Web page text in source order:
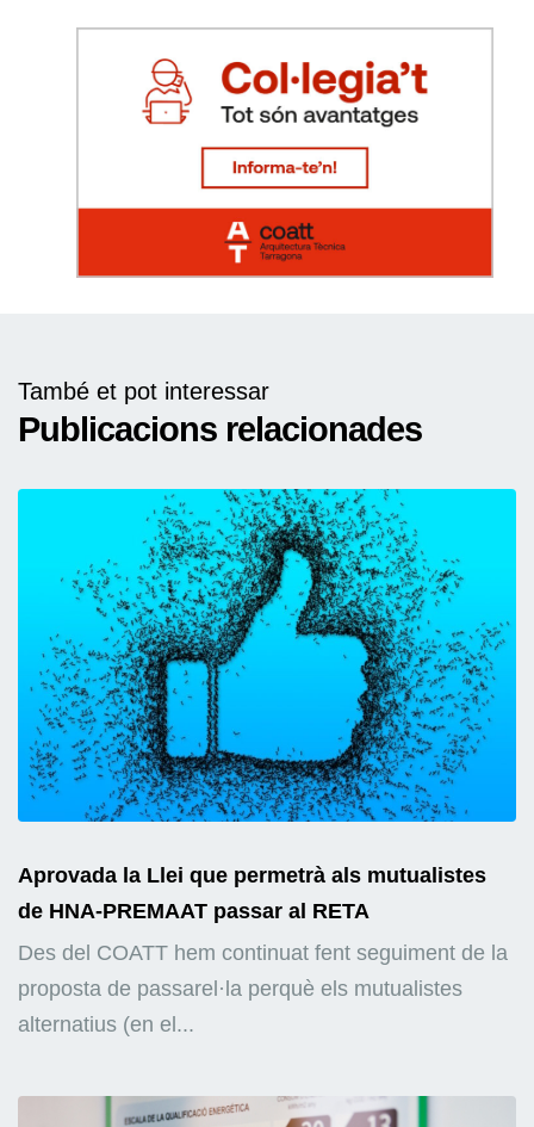
També et pot interessar
Publicacions relacionades
Aprovada la Llei que permetrà als mutualistes
de HNA-PREMAAT passar al RETA
Des del COATT hem continuat fent seguiment de la
proposta de passarel·la perquè els mutualistes
alternatius (en el...